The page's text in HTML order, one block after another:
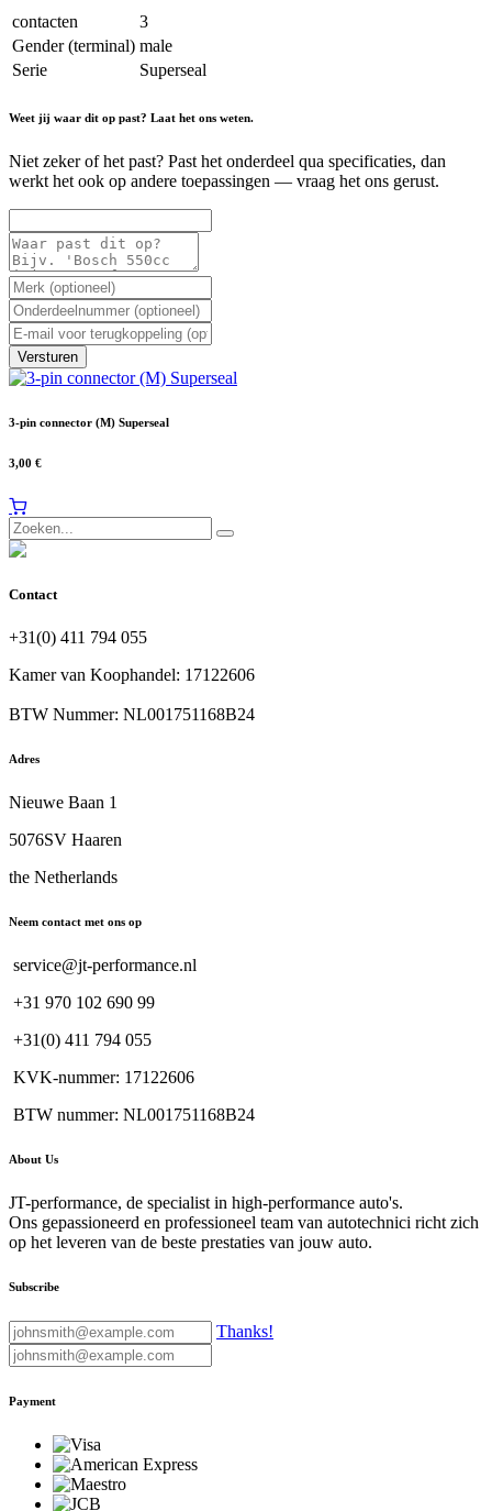
contacten
3
Gender (terminal) male
Serie
Superseal
Weet jij waar dit op past? Laat het ons weten.
Niet zeker of het past? Past het onderdeel qua specificaties, dan
werkt het ook op andere toepassingen — vraag het ons gerust.
Versturen
3-pin connector (M) Superseal
3,00 €
Contact
+31(0) 411 794 055
Kamer van Koophandel: 17122606
BTW Nummer: NL001751168B24
Adres
Nieuwe Baan 1
5076SV Haaren
the Netherlands
Neem contact met ons op
service@jt-performance.nl
+31 970 102 690 99
+31(0) 411 794 055
KVK-nummer: 17122606
BTW nummer: NL001751168B24
About Us
JT-performance, de specialist in high-performance auto's.
Ons gepassioneerd en professioneel team van autotechnici richt zich
op het leveren van de beste prestaties van jouw auto.
Subscribe
Thanks!
Payment